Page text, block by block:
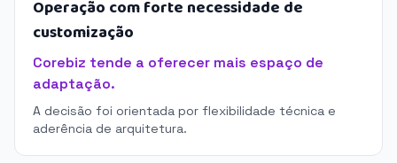
Operação com forte necessidade de
customização
Corebiz tende a oferecer mais espaço de
adaptação.
A decisão foi orientada por flexibilidade técnica e
aderência de arquitetura.